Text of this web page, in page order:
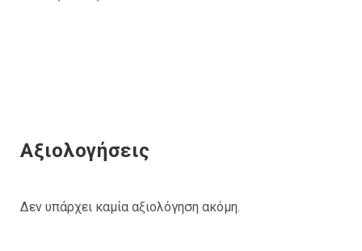
Αξιολογήσεις
Δεν υπάρχει καμία αξιολόγηση ακόμη.